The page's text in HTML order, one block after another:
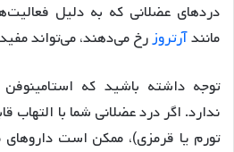
دردهای عضلانی که به دلیل
مانندآرتروزرخ می‌دهند، می‌تواند
توجه داشته باشید که
ندارد. اگر درد عضلانی شما با
تورم یا قرمزی)، ممکن است